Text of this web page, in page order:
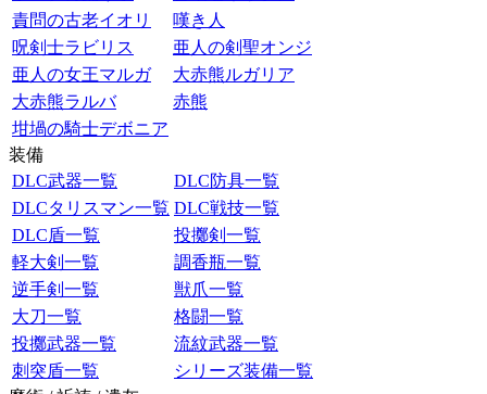
責問の古老イオリ
嘆き人
呪剣士ラビリス
亜人の剣聖オンジ
亜人の女王マルガ
大赤熊ルガリア
大赤熊ラルバ
赤熊
坩堝の騎士デボニア
装備
DLC武器一覧
DLC防具一覧
DLCタリスマン一覧 DLC戦技一覧
DLC盾一覧
投擲剣一覧
軽大剣一覧
調香瓶一覧
逆手剣一覧
獣爪一覧
大刀一覧
格闘一覧
投擲武器一覧
流紋武器一覧
刺突盾一覧
シリーズ装備一覧